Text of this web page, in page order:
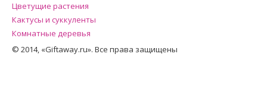
Цветущие растения
Кактусы и суккуленты
Комнатные деревья
© 2014, «Giftaway.ru». Все права защищены